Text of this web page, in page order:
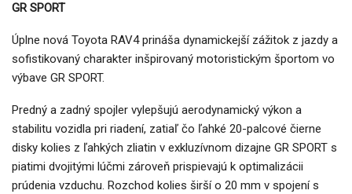
GR SPORT
Úplne nová Toyota RAV4 prináša dynamickejší zážitok z jazdy a
sofistikovaný charakter inšpirovaný motoristickým športom vo
výbave GR SPORT.
Predný a zadný spojler vylepšujú aerodynamický výkon a
stabilitu vozidla pri riadení, zatiaľ čo ľahké 20-palcové čierne
disky kolies z ľahkých zliatin v exkluzívnom dizajne GR SPORT s
piatimi dvojitými lúčmi zároveň prispievajú k optimalizácii
prúdenia vzduchu. Rozchod kolies širší o 20 mm v spojení s